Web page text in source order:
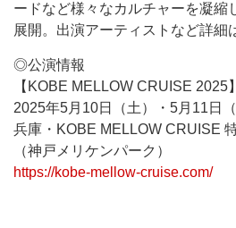
ードなど様々なカルチャーを凝縮
展開。出演アーティストなど詳
◎公演情報
【KOBE MELLOW CRUISE 2025】
2025年5月10日（土）・5月11日（
兵庫・KOBE MELLOW CRUISE
（神戸メリケンパーク）
https://kobe-mellow-cruise.com/